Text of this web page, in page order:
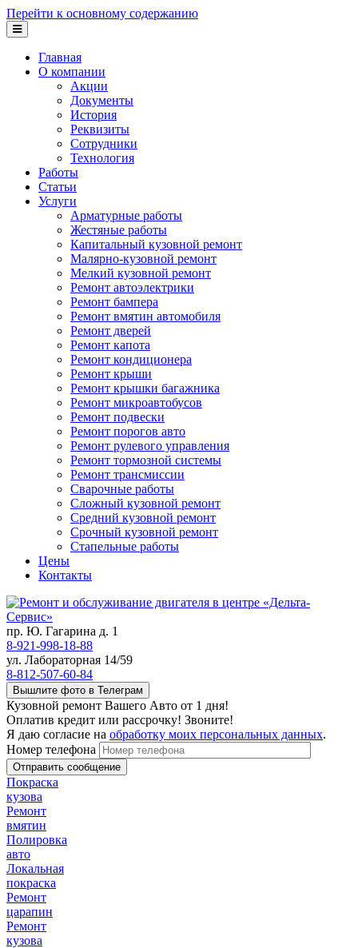
Перейти к основному содержанию
Главная
О компании
Акции
Документы
История
Реквизиты
Сотрудники
Технология
Работы
Статьи
Услуги
Арматурные работы
Жестяные работы
Капитальный кузовной ремонт
Малярно-кузовной ремонт
Мелкий кузовной ремонт
Ремонт автоэлектрики
Ремонт бампера
Ремонт вмятин автомобиля
Ремонт дверей
Ремонт капота
Ремонт кондиционера
Ремонт крыши
Ремонт крышки багажника
Ремонт микроавтобусов
Ремонт подвески
Ремонт порогов авто
Ремонт рулевого управления
Ремонт тормозной системы
Ремонт трансмиссии
Сварочные работы
Сложный кузовной ремонт
Средний кузовной ремонт
Срочный кузовной ремонт
Стапельные работы
Цены
Контакты
пр. Ю. Гагарина д. 1
8-921-998-18-88
ул. Лабораторная 14/59
8-812-507-60-84
Вышлите фото в Телеграм
Кузовной ремонт Вашего Авто от 1 дня!
Оплатив кредит или рассрочку! Звоните!
Я даю согласие на обработку моих персональных данных.
Номер телефона
Покраска
кузова
Ремонт
вмятин
Полировка
авто
Локальная
покраска
Ремонт
царапин
Ремонт
кузова